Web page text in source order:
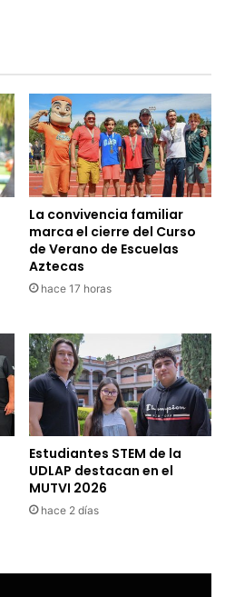
La convivencia familiar
marca el cierre del Curso
de Verano de Escuelas
Aztecas
hace 17 horas
Estudiantes STEM de la
UDLAP destacan en el
MUTVI 2026
hace 2 días